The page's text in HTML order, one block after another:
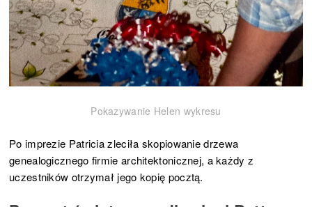
Pokazywanie Helen wykresu
Po imprezie Patricia zleciła skopiowanie drzewa
genealogicznego firmie architektonicznej, a każdy z
uczestników otrzymał jego kopię pocztą.